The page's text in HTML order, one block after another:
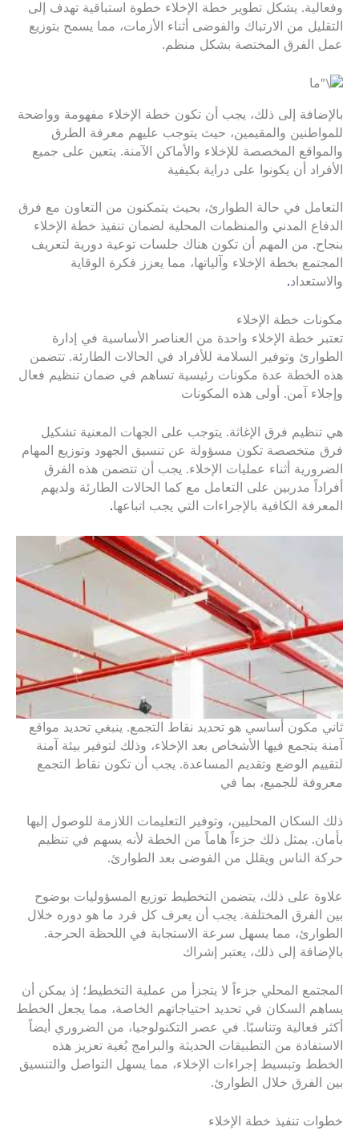
وفعالية. يشكل تطوير خطة الإخلاء خطوة استباقية تهدف إلى
التقليل من الارتباك والفوضى أثناء الأزمات، مما يسمح بتوزيع
عمل الفرق المختصة بشكل منظم.
بالإضافة إلى ذلك، يجب أن تكون خطة الإخلاء مفهومة وواضحة
للمواطنين والمقيمين، حيث يتوجب عليهم معرفة الطرق
والمواقع المخصصة للإخلاء والأماكن الآمنة. يتعين على جميع
الأفراد أن يكونوا على دراية بكيفية
التعامل في حالة الطوارئ، بحيث يتمكنون من التعاون مع فرق
الدفاع المدني والمنظمات المحلية لضمان تنفيذ خطة الإخلاء
بنجاح. من المهم أن تكون هناك جلسات توعية دورية لتعريف
المجتمع بخطة الإخلاء وآلياتها، مما يعزز فكرة الوقاية
والاستعداد.
مكونات خطة الإخلاء
تعتبر خطة الإخلاء واحدة من العناصر الأساسية في إدارة
الطوارئ وتوفير السلامة للأفراد في الحالات الطارئة. تتضمن
هذه الخطة عدة مكونات رئيسية تساهم في ضمان تنظيم فعال
وإجلاء آمن. أولى هذه المكونات
هي تنظيم فرق الإغاثة. يتوجب على الجهات المعنية تشكيل
فرق متخصصة تكون مسؤولة عن تنسيق الجهود وتوزيع المهام
الضرورية أثناء عمليات الإخلاء. يجب أن تتضمن هذه الفرق
أفراداً مدربين على التعامل مع كما الحالات الطارئة ولديهم
المعرفة الكافية بالإجراءات التي يجب اتباعها.
ثاني مكون أساسي هو تحديد نقاط التجمع. ينبغي تحديد مواقع
آمنة يتجمع فيها الأشخاص بعد الإخلاء، وذلك لتوفير بيئة آمنة
لتقييم الوضع وتقديم المساعدة. يجب أن تكون نقاط التجمع
معروفة للجميع، بما في
ذلك السكان المحليين، وتوفير التعليمات اللازمة للوصول إليها
بأمان. يمثل ذلك جزءاً هاماً من الخطة لأنه يسهم في تنظيم
حركة الناس ويقلل من الفوضى بعد الطوارئ.
علاوة على ذلك، يتضمن التخطيط توزيع المسؤوليات بوضوح
بين الفرق المختلفة. يجب أن يعرف كل فرد ما هو دوره خلال
الطوارئ، مما يسهل سرعة الاستجابة في اللحظة الحرجة.
بالإضافة إلى ذلك، يعتبر إشراك
المجتمع المحلي جزءاً لا يتجزأ من عملية التخطيط؛ إذ يمكن أن
يساهم السكان في تحديد احتياجاتهم الخاصة، مما يجعل الخطط
أكثر فعالية وتناسبًا. في عصر التكنولوجيا، من الضروري أيضاً
الاستفادة من التطبيقات الحديثة والبرامج بُغية تعزيز هذه
الخطط وتبسيط إجراءات الإخلاء، مما يسهل التواصل والتنسيق
بين الفرق خلال الطوارئ.
خطوات تنفيذ خطة الإخلاء